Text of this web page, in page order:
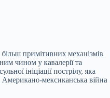
примітивних механізмів
чином у кавалерії та
ініціації пострілу, яка
мексиканська війна